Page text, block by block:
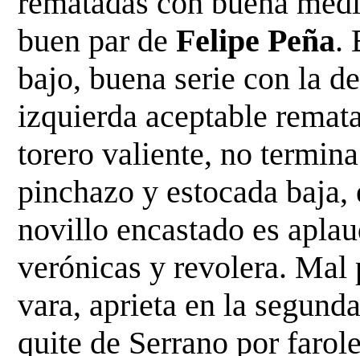
buen par deFelipe Peña.
bajo, buena serie con la
izquierda aceptable
torero valiente, no
pinchazo y estocada
novillo encastado es
verónicas y revolera.
vara, aprieta en la
quite de Serrano por